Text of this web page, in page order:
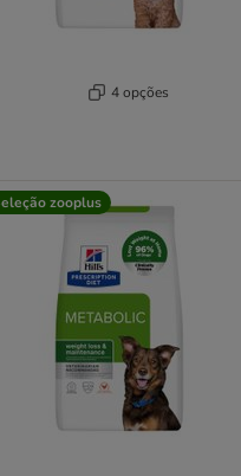
4 opções
zooplus